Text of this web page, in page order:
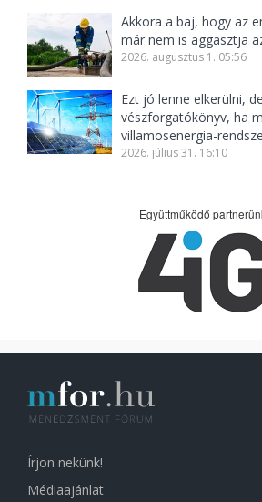
Akkora a baj, hogy az
már nem is aggasztja
2026. augusztus 1. 05:56
Ezt jó lenne elkerülni,
vészforgatókönyv, ha
villamosenergia-
2026. július 31. 16:10
Együttműködő
Írjon nekünk!
Médiaajánlat